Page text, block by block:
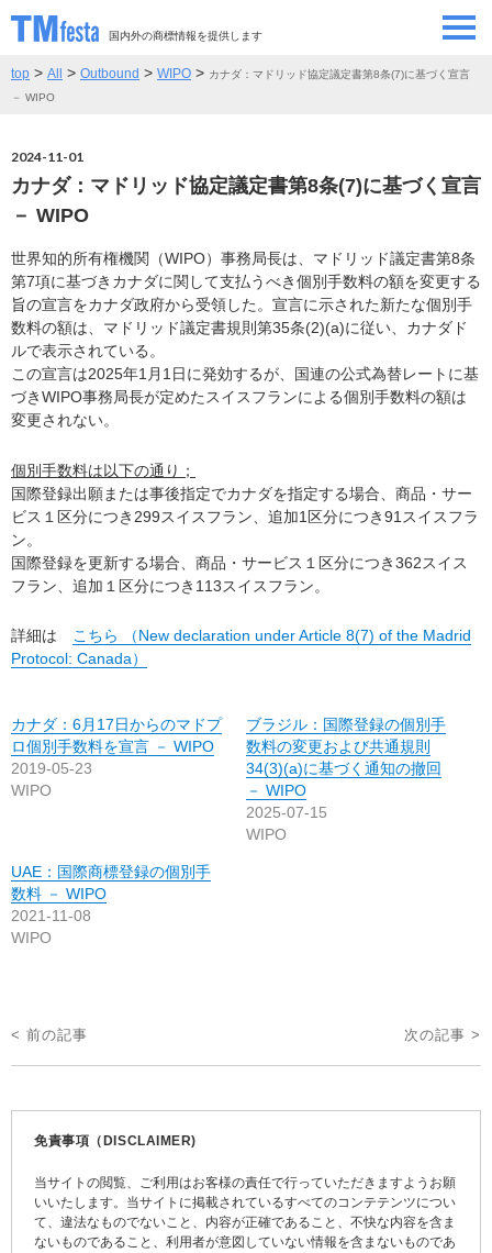
国内外の商標情報を提供します
SEMINAR/EVENT
CONTRIBUTORS 情報提供者
CONTACT お問い合わせ
top > All > Outbound > WIPO > カナダ：マドリッド協定議定書第8条(7)に基づく宣言
－ WIPO
2024-11-01
カナダ：マドリッド協定議定書第8条(7)に基づく宣言
－ WIPO
世界知的所有権機関（WIPO）事務局長は、マドリッド議定書第8条
第7項に基づきカナダに関して支払うべき個別手数料の額を変更する
旨の宣言をカナダ政府から受領した。宣言に示された新たな個別手
数料の額は、マドリッド議定書規則第35条(2)(a)に従い、カナダド
ルで表示されている。
この宣言は2025年1月1日に発効するが、国連の公式為替レートに基
づきWIPO事務局長が定めたスイスフランによる個別手数料の額は
変更されない。
個別手数料は以下の通り；
国際登録出願または事後指定でカナダを指定する場合、商品・サー
ビス１区分につき299スイスフラン、追加1区分につき91スイスフラ
ン。
国際登録を更新する場合、商品・サービス１区分につき362スイス
フラン、追加１区分につき113スイスフラン。
詳細は
こちら （New declaration under Article 8(7) of the Madrid
Protocol: Canada）
カナダ：6月17日からのマドプ
ロ個別手数料を宣言 － WIPO
2019-05-23
WIPO
ブラジル：国際登録の個別手
数料の変更および共通規則
34(3)(a)に基づく通知の撤回
－ WIPO
2025-07-15
WIPO
UAE：国際商標登録の個別手
数料 － WIPO
2021-11-08
WIPO
投
稿
< 前の記事 次の記事 >
免責事項（DISCLAIMER)
当サイトの閲覧、ご利用はお客様の責任で行っていただきますようお願
いいたします。当サイトに掲載されているすべてのコンテテンツについ
て、違法なものでないこと、内容が正確であること、不快な内容を含ま
ないものであること、利用者が意図していない情報を含まないものであ